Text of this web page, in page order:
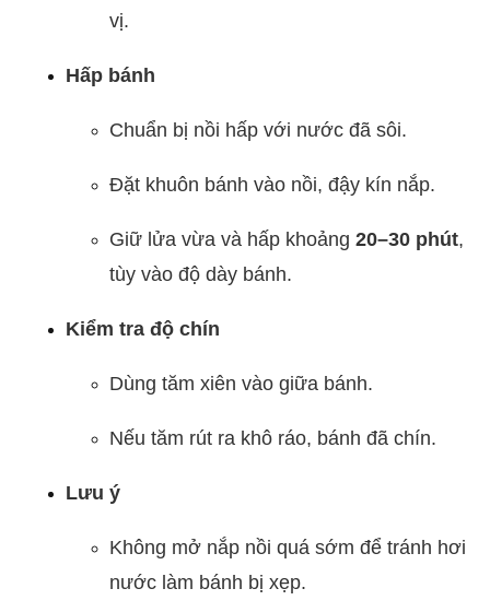
vị.
Hấp bánh
Chuẩn bị nồi hấp với nước đã sôi.
Đặt khuôn bánh vào nồi, đậy kín nắp.
Giữ lửa vừa và hấp khoảng 20–30 phút,
tùy vào độ dày bánh.
Kiểm tra độ chín
Dùng tăm xiên vào giữa bánh.
Nếu tăm rút ra khô ráo, bánh đã chín.
Lưu ý
Không mở nắp nồi quá sớm để tránh hơi
nước làm bánh bị xẹp.